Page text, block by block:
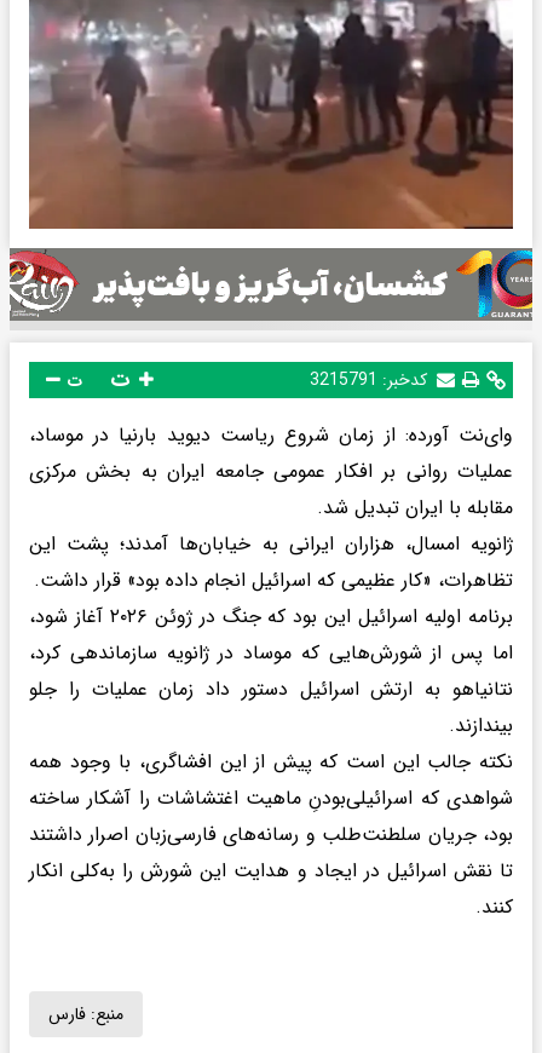
کدخبر: 3215791 ت
وای‌نت آورده: از زمان شروع ریاست دیوید بارنیا در موساد،
عملیات روانی بر افکار عمومی جامعه ایران به بخش مرکزی
مقابله با ایران تبدیل شد.
ژانویه امسال، هزاران ایرانی به خیابان‌ها آمدند؛ پشت این
تظاهرات، «کار عظیمی که اسرائیل انجام داده بود» قرار داشت.
برنامه اولیه اسرائیل این بود که جنگ در ژوئن ۲۰۲۶ آغاز شود،
اما پس از شورش‌هایی که موساد در ژانویه سازماندهی کرد،
نتانیاهو به ارتش اسرائیل دستور داد زمان عملیات را جلو
بیندازند.
نکته جالب این است که پیش از این افشاگری، با وجود همه
شواهدی که اسرائیلی‌بودنِ ماهیت اغتشاشات را آشکار ساخته
بود، جریان سلطنت‌طلب و رسانه‌های فارسی‌زبان اصرار داشتند
تا نقش اسرائیل در ایجاد و هدایت این شورش را به‌کلی انکار
کنند.
منبع: فارس